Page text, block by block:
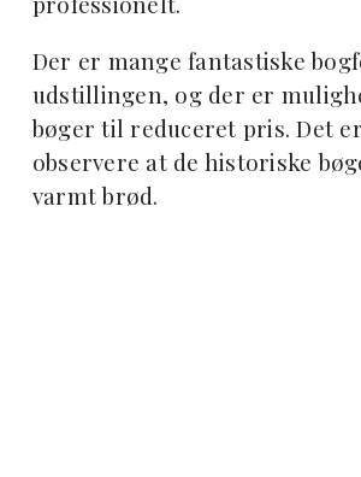
Der er mange fantastiske
udstillingen, og der er
bøger til reduceret pris. Det
observere at de historiske
varmt brød.